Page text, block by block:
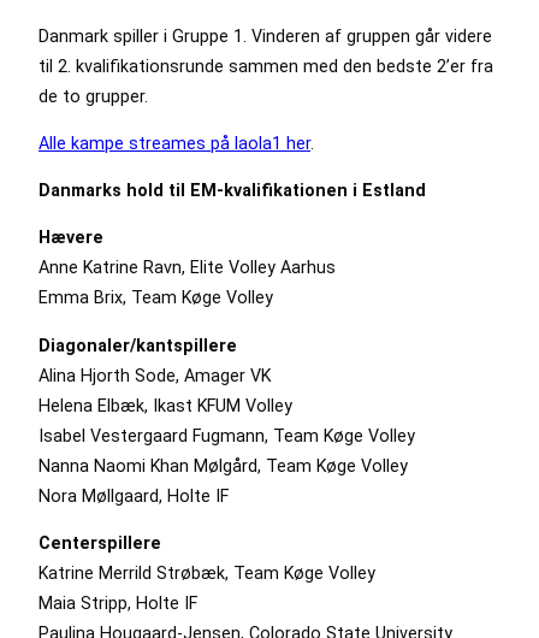
Danmark spiller i Gruppe 1. Vinderen af gruppen går videre
til 2. kvalifikationsrunde sammen med den bedste 2’er fra
de to grupper.
Alle kampe streames på laola1 her.
Danmarks hold til EM-kvalifikationen i Estland
Hævere
Anne Katrine Ravn, Elite Volley Aarhus
Emma Brix, Team Køge Volley
Diagonaler/kantspillere
Alina Hjorth Sode, Amager VK
Helena Elbæk, Ikast KFUM Volley
Isabel Vestergaard Fugmann, Team Køge Volley
Nanna Naomi Khan Mølgård, Team Køge Volley
Nora Møllgaard, Holte IF
Centerspillere
Katrine Merrild Strøbæk, Team Køge Volley
Maia Stripp, Holte IF
Paulina Hougaard-Jensen, Colorado State University